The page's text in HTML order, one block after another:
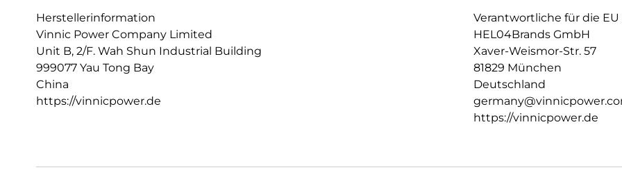
Tastaturen
Spielzeug
Taschenlampen
Andere batteriebetriebene
Herstellerinformation
Vinnic Power Company Limited
Unit B, 2/F. Wah Shun Industrial Building
999077 Yau Tong Bay
China
https://vinnicpower.de
Verantwortliche für die EU
HEL04Brands GmbH
Xaver-Weismor-Str. 57
81829 München
Deutschland
https://vinnicpower.de